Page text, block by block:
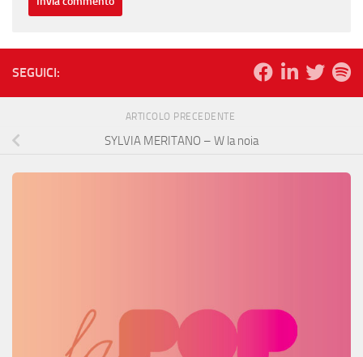
SEGUICI:
ARTICOLO PRECEDENTE
SYLVIA MERITANO – W la noia